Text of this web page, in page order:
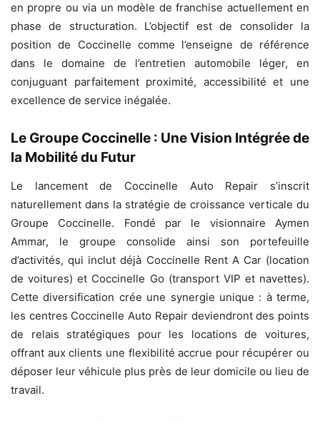
en propre ou via un modèle de franchise actuellement en
phase de structuration. L’objectif est de consolider la
position de Coccinelle comme l’enseigne de référence
dans le domaine de l’entretien automobile léger, en
conjuguant parfaitement proximité, accessibilité et une
excellence de service inégalée.
Le Groupe Coccinelle : Une Vision Intégrée de
la Mobilité du Futur
Le lancement de Coccinelle Auto Repair s’inscrit
naturellement dans la stratégie de croissance verticale du
Groupe Coccinelle. Fondé par le visionnaire Aymen
Ammar, le groupe consolide ainsi son portefeuille
d’activités, qui inclut déjà Coccinelle Rent A Car (location
de voitures) et Coccinelle Go (transport VIP et navettes).
Cette diversification crée une synergie unique : à terme,
les centres Coccinelle Auto Repair deviendront des points
de relais stratégiques pour les locations de voitures,
offrant aux clients une flexibilité accrue pour récupérer ou
déposer leur véhicule plus près de leur domicile ou lieu de
travail.